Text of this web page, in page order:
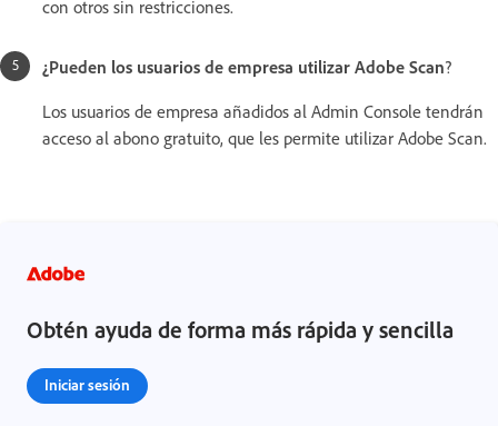
con otros sin restricciones.
¿Pueden los usuarios de empresa utilizar Adobe Scan?
Los usuarios de empresa añadidos al Admin Console tendrán
acceso al abono gratuito, que les permite utilizar Adobe Scan.
Obtén ayuda de forma más rápida y sencilla
Iniciar sesión